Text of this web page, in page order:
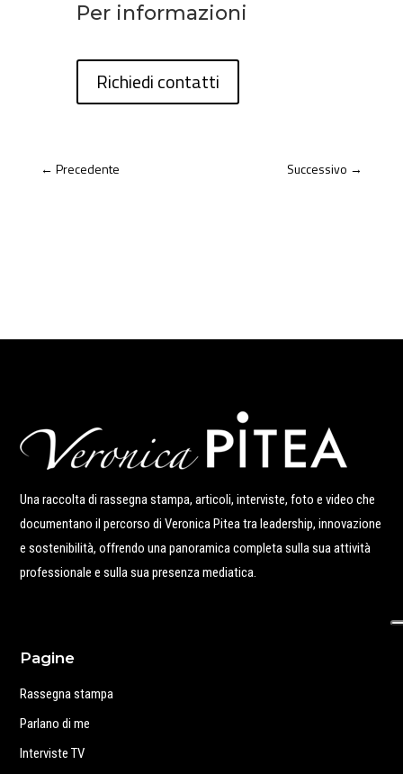
Per informazioni
Richiedi contatti
← Precedente Successivo →
Una raccolta di rassegna stampa, articoli, interviste, foto e video che
documentano il percorso di Veronica Pitea tra leadership, innovazione
e sostenibilità, offrendo una panoramica completa sulla sua attività
professionale e sulla sua presenza mediatica.
Pagine
Rassegna stampa
Parlano di me
Interviste TV